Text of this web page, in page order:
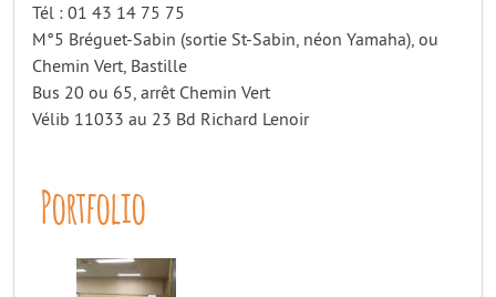
Tél : 01 43 14 75 75
M°5 Bréguet-Sabin (sortie St-Sabin, néon Yamaha), ou
Chemin Vert, Bastille
Bus 20 ou 65, arrêt Chemin Vert
Vélib 11033 au 23 Bd Richard Lenoir
Portfolio